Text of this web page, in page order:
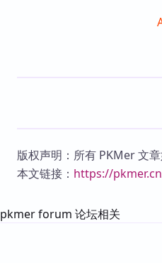
版权声明：所有 PKMer 文
本文链接： https://
pkmer forum 论坛相关